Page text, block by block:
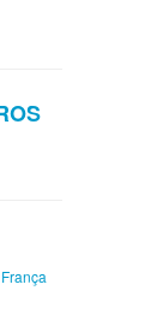
França